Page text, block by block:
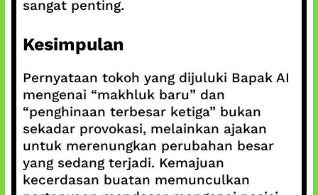
sangat penting.
Kesimpulan
Pernyataan tokoh yang dijuluki Bapak AI
mengenai “makhluk baru” dan
“penghinaan terbesar ketiga” bukan
sekadar provokasi, melainkan ajakan
untuk merenungkan perubahan besar
yang sedang terjadi. Kemajuan
kecerdasan buatan memunculkan